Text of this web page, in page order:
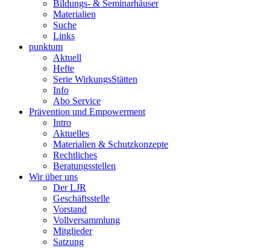
Bildungs- & Seminarhäuser
Materialien
Suche
Links
punktum
Aktuell
Hefte
Serie WirkungsStätten
Info
Abo Service
Prävention und Empowerment
Intro
Aktuelles
Materialien & Schutzkonzepte
Rechtliches
Beratungsstellen
Wir über uns
Der LJR
Geschäftsstelle
Vorstand
Vollversammlung
Mitglieder
Satzung